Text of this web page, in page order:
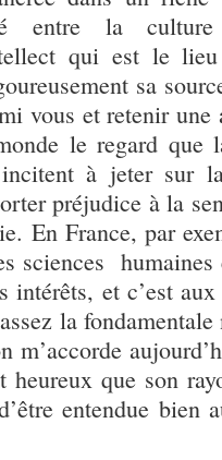
entre la
qui est le
sa
vous et retenir une
le regard que
à jeter sur
préjudice à la
En France, par
sciences
intérêts, et c’est
la
m’accorde
que son
entendue bien